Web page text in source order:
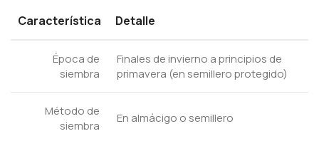
Característica Detalle
Época de
siembra
Finales de invierno a principios de
primavera (en semillero protegido)
Método de
siembra
En almácigo o semillero